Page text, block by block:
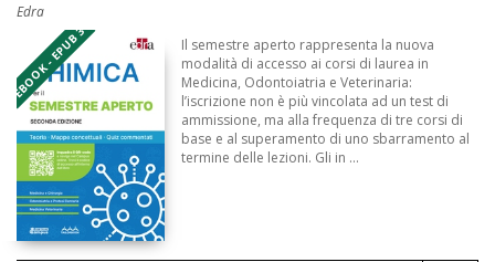
Edra
EBOOK - EPUB 3
Il semestre aperto rappresenta la nuova
modalità di accesso ai corsi di laurea in
Medicina, Odontoiatria e Veterinaria:
l’iscrizione non è più vincolata ad un test di
ammissione, ma alla frequenza di tre corsi di
base e al superamento di uno sbarramento al
termine delle lezioni. Gli in ...